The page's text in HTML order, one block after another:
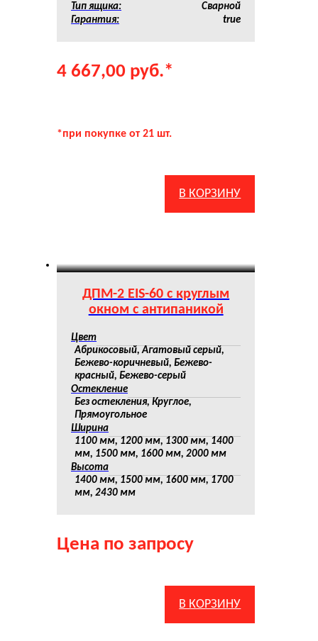
Тип ящика:
Сварной
Гарантия:
true
4 667,00 руб.*
*при покупке от 21 шт.
В КОРЗИНУ
ДПМ-2 EIS-60 с круглым
окном с антипаникой
Цвет
Абрикосовый, Агатовый серый,
Бежево-коричневый, Бежево-
красный, Бежево-серый
Остекление
Без остекления, Круглое,
Прямоугольное
Ширина
1100 мм, 1200 мм, 1300 мм, 1400
мм, 1500 мм, 1600 мм, 2000 мм
Высота
1400 мм, 1500 мм, 1600 мм, 1700
мм, 2430 мм
Цена по запросу
В КОРЗИНУ